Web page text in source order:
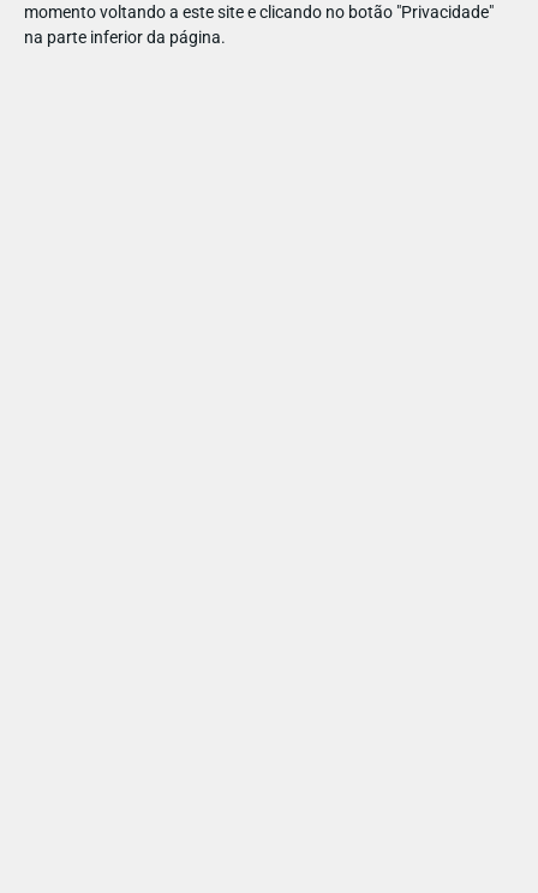
momento voltando a este site e clicando no botão "Privacidade"
na parte inferior da página.
Tags